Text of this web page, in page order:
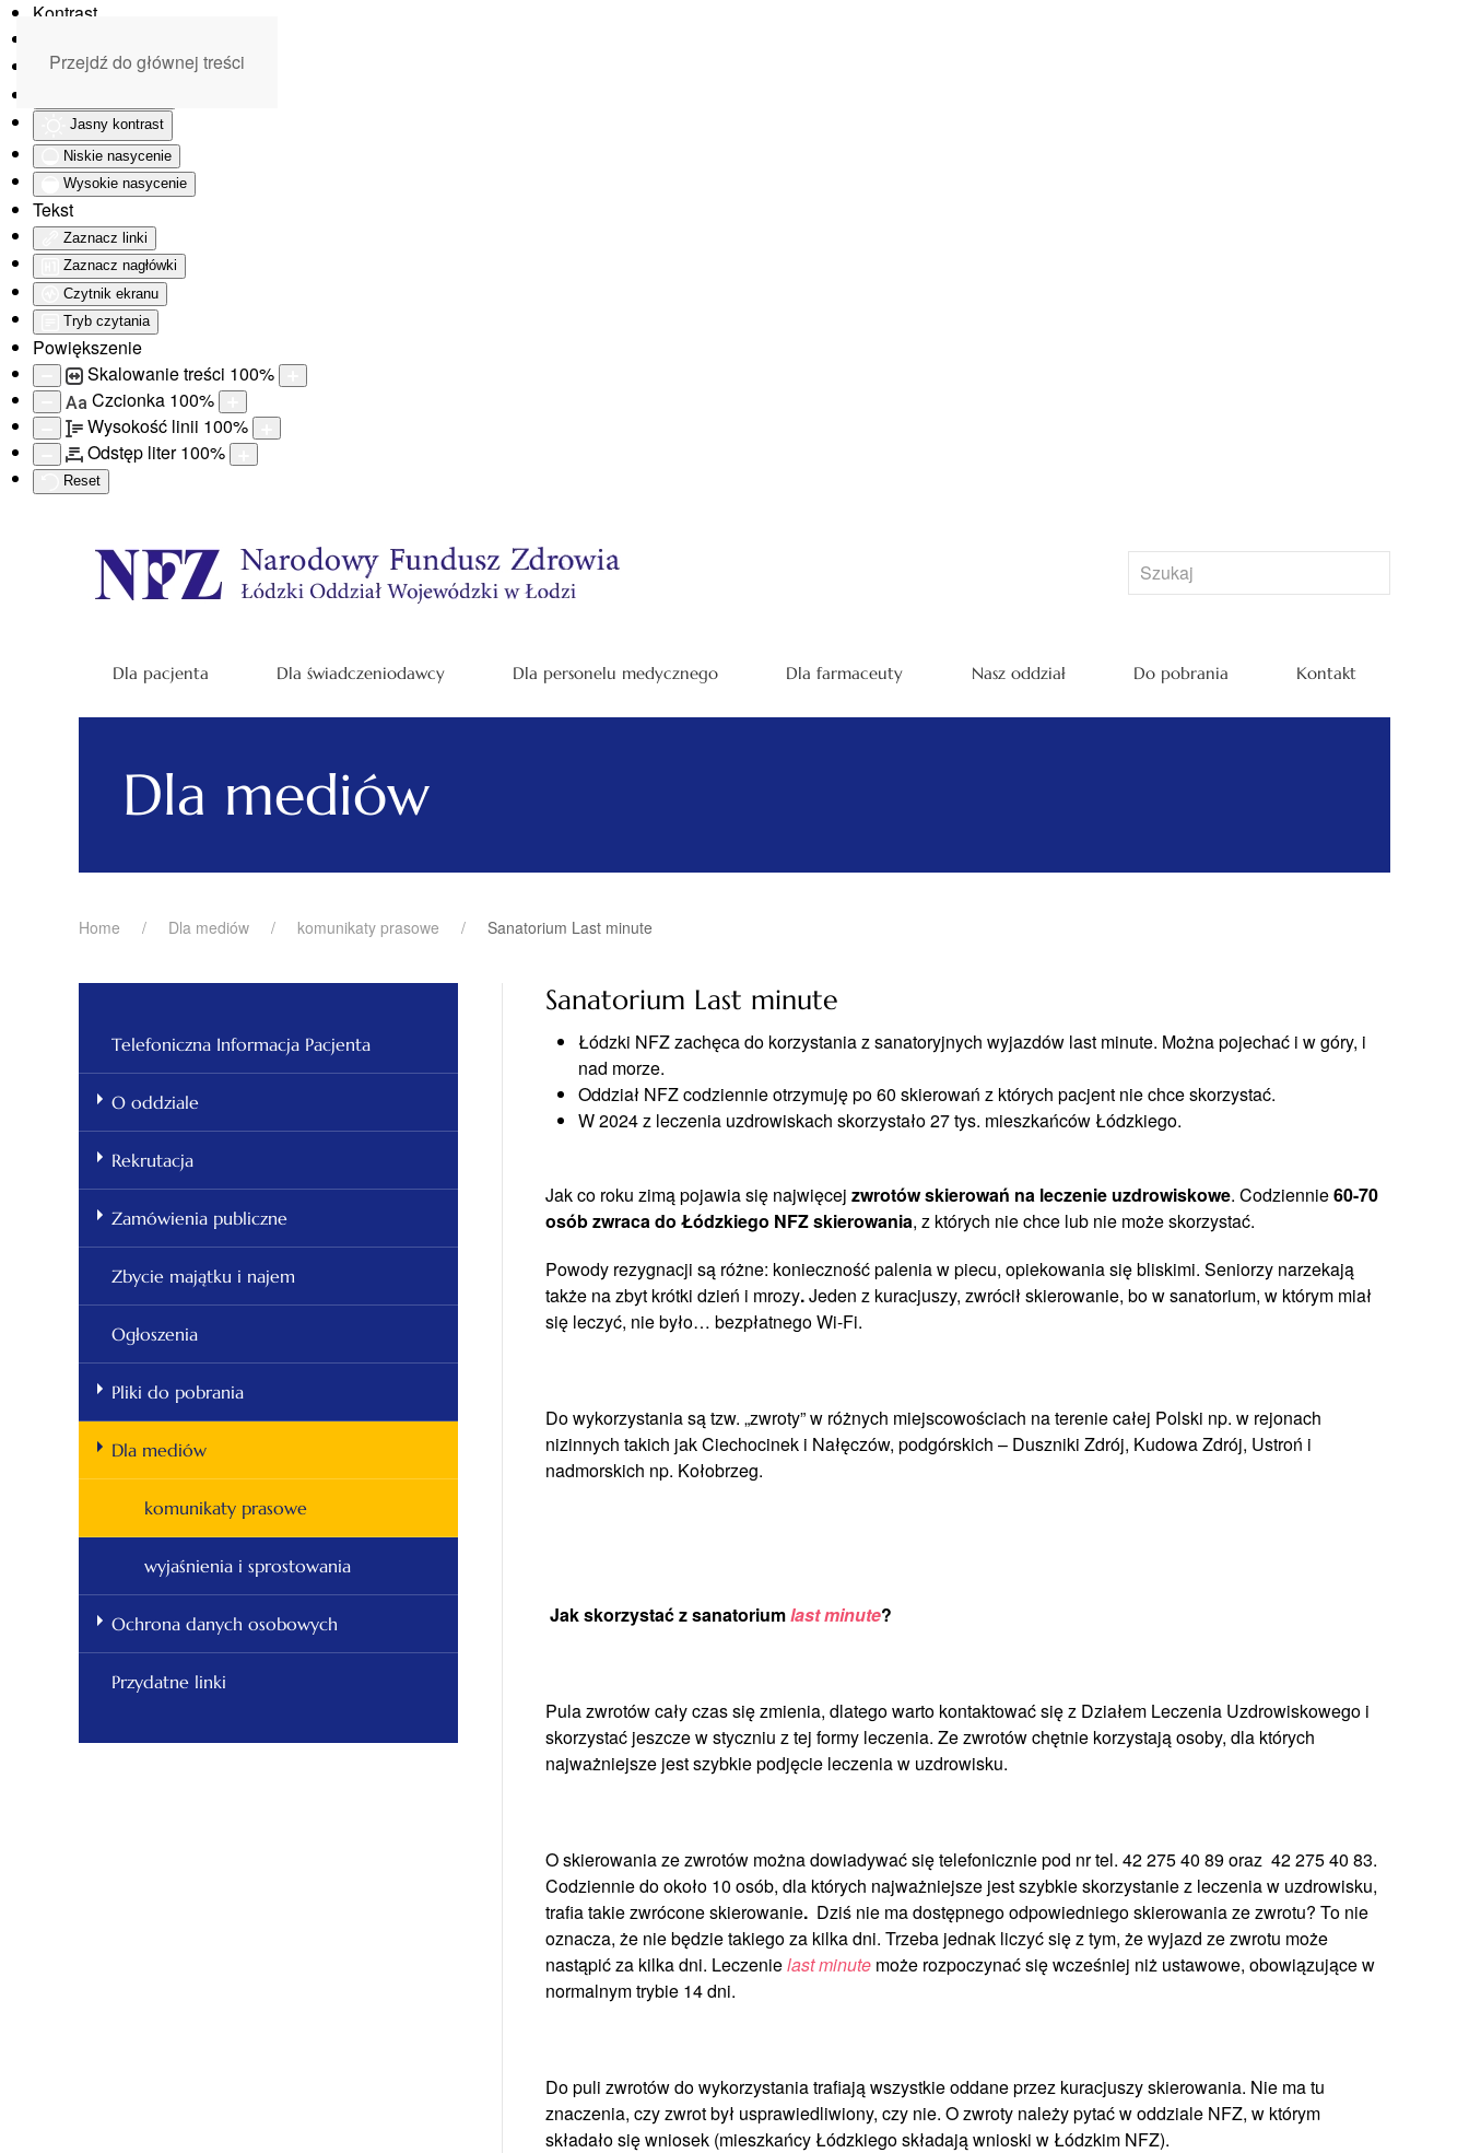
Kontrast
Monochromatyczny
Jasny kontrast
Niskie nasycenie
Wysokie nasycenie
Tekst
Zaznacz linki
Zaznacz nagłówki
Czytnik ekranu
Tryb czytania
Powiększenie
Skalowanie treści 100%
Aa Czcionka 100%
Wysokość linii 100%
Odstęp liter100%
Reset
Przejdź do głównej treści
Dla pacjenta Dla świadczeniodawcy Dla personelu medycznego Dla farmaceuty Nasz oddział Do pobrania Kontakt
Dla mediów
Home Dla mediów komunikaty prasowe Sanatorium Last minute
Sanatorium Last minute
Łódzki NFZ zachęca do korzystania z sanatoryjnych wyjazdów last minute. Można pojechać i w góry, i
nad morze.
Oddział NFZ codziennie otrzymuję po 60 skierowań z których pacjent nie chce skorzystać.
W 2024 z leczenia uzdrowiskach skorzystało 27 tys. mieszkańców Łódzkiego.
Jak co roku zimą pojawia się najwięcej zwrotów skierowań na leczenie uzdrowiskowe. Codziennie60-70
osób zwraca do Łódzkiego NFZ skierowania, z których nie chce lub nie może skorzystać.
Powody rezygnacji są różne: konieczność palenia w piecu, opiekowania się bliskimi. Seniorzy narzekają
także na zbyt krótki dzień i mrozy.Jeden z kuracjuszy, zwrócił skierowanie, bo w sanatorium, w którym miał
się leczyć, nie było… bezpłatnego Wi-Fi.
Do wykorzystania są tzw. „zwroty” w różnych miejscowościach na terenie całej Polski np. w rejonach
nizinnych takich jak Ciechocinek i Nałęczów, podgórskich – Duszniki Zdrój, Kudowa Zdrój, Ustroń i
nadmorskich np. Kołobrzeg.
Jak skorzystać z sanatoriumlast minute?
Pula zwrotów cały czas się zmienia, dlatego warto kontaktować się z Działem Leczenia Uzdrowiskowego i
skorzystać jeszcze w styczniu z tej formy leczenia. Ze zwrotów chętnie korzystają osoby, dla których
najważniejsze jest szybkie podjęcie leczenia w uzdrowisku.
O skierowania ze zwrotów można dowiadywać się telefonicznie pod nr tel. 42 275 40 89 oraz 42 275 40 83.
Codziennie do około 10 osób, dla których najważniejsze jest szybkie skorzystanie z leczenia w uzdrowisku,
trafia takie zwrócone skierowanie. Dziś nie ma dostępnego odpowiedniego skierowania ze zwrotu? To nie
oznacza, że nie będzie takiego za kilka dni. Trzeba jednak liczyć się z tym, że wyjazd ze zwrotu może
nastąpić za kilka dni. Leczenielast minutemoże rozpoczynać się wcześniej niż ustawowe, obowiązujące w
normalnym trybie 14 dni.
Do puli zwrotów do wykorzystania trafiają wszystkie oddane przez kuracjuszy skierowania. Nie ma tu
znaczenia, czy zwrot był usprawiedliwiony, czy nie. O zwroty należy pytać w oddziale NFZ, w którym
składało się wniosek (mieszkańcy Łódzkiego składają wnioski w Łódzkim NFZ).
Telefoniczna Informacja Pacjenta
O oddziale
Rekrutacja
Zamówienia publiczne
Zbycie majątku i najem
Ogłoszenia
Pliki do pobrania
Dla mediów
komunikaty prasowe
wyjaśnienia i sprostowania
Ochrona danych osobowych
Przydatne linki